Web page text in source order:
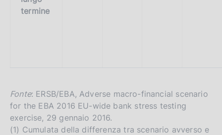
termine
Fonte: ERSB/EBA, Adverse macro-financial scenario
for the EBA 2016 EU-wide bank stress testing
exercise, 29 gennaio 2016.
(1) Cumulata della differenza tra scenario avverso e